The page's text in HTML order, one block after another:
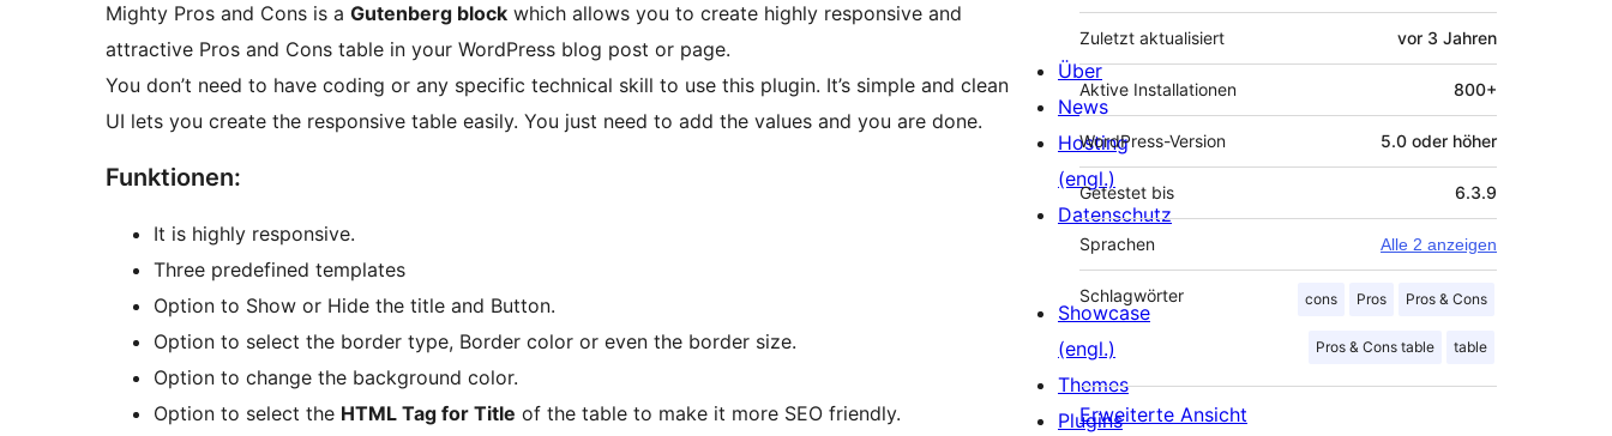
Mighty Pros and Cons is a Gutenberg block which allows you to create highly responsive and
attractive Pros and Cons table in your WordPress blog post or page.
You don’t need to have coding or any specific technical skill to use this plugin. It’s simple and clean
UI lets you create the responsive table easily. You just need to add the values and you are done.
Funktionen:
It is highly responsive.
Three predefined templates
Option to Show or Hide the title and Button.
Option to select the border type, Border color or even the border size.
Option to change the background color.
Option to select the HTML Tag for Title of the table to make it more SEO friendly.
Zuletzt aktualisiert vor 3 Jahren
Aktive Installationen 800+
WordPress-Version 5.0 oder höher
Getestet bis 6.3.9
Sprachen Alle 2 anzeigen
Schlagwörter cons Pros Pros & Cons
Pros & Cons table table
Erweiterte Ansicht
Über
News
Hosting
(engl.)
Datenschutz
Showcase
(engl.)
Themes
Plugins